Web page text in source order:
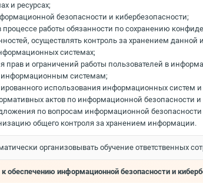
и ресурсах;
безопасности и кибербезопасности;
процессе работы обязанности по сохранению
осуществлять контроль за хранением
системах;
прав и ограничений работы пользователей в
информационным системам;
использования информационных систем
актов по информационной безопасности и
по вопросам информационной безопасности
общего контроля за хранением информации.
организовывать обучение ответственных
обеспечению информационной безопасности и